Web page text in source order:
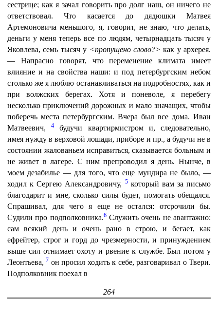
сестрице; как я зачал говорить про долг наш, он ничего не
ответствовал. Что касается до дядюшки Матвея
Артемоновича меньшого, я, говорит, не знаю, что делать,
деньги у меня теперь все по людям, четырнадцать тысяч у
Яковлева, семь тысяч у <пропущено слово?>как у архерея.
— Напрасно говорят, что переменение климата имеет
влияние и на свойства наши: и под петербургским небом
столько же я люблю останавливаться на подробностях, как и
при волжских берегах. Хотя и поневоле, я перебегу
несколько приключений дорожных и мало значащих, чтобы
поберечь места петербургским. Вчера был все дома. Иван
Матвеевич,4
будучи квартирмистром и, следовательно,
имея нужду в верховой лошади, приборе и пр., а будучи не в
состоянии жалованьем исправиться, сказывается больным и
не живет в лагере. С ним препроводил я день. Нынче, в
моем дезабилье — для того, что еще мундира не было, —
ходил к Сергею Александровичу, 5который вам за письмо
благодарит и мне, сколько силы будет, помогать обещался.
Спрашивал, для чего я еще не остался: отсрочили бы.
Судили про подполковника.6Служить очень не авантажно:
сам всякий день и очень рано в строю, и бегает, как
ефрейтер, строг и горд до чрезмерности, и принуждением
выше сил отнимает охоту и рвение к службе. Был потом у
Леонтьева, 7 он просил ходить к себе, разговаривал о Твери.
Подполковник поехал в
264